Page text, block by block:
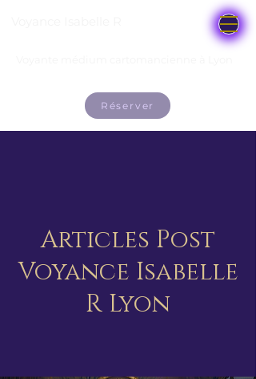
Réserver
Articles Post
Voyance Isabelle
R Lyon